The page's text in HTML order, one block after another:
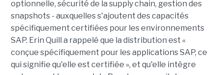
optionnelle, sécurité de la supply chain, gestion des
snapshots - auxquelles s'ajoutent des capacités
spécifiquement certifiées pour les environnements
SAP. Erin Quill a rappelé que la distribution est «
conçue spécifiquement pour les applications SAP, ce
qui signifie qu'elle est certifiée », et qu'elle intègre